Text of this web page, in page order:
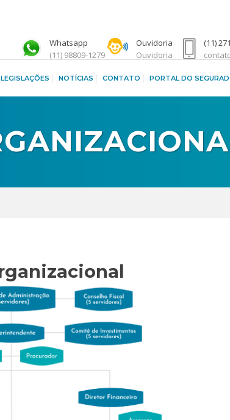
Whatsapp
(11) 98809-1279
Ouvidoria
Ouvidoria
(11)
LEGISLAÇÕES NOTÍCIAS CONTATO PORTAL DO